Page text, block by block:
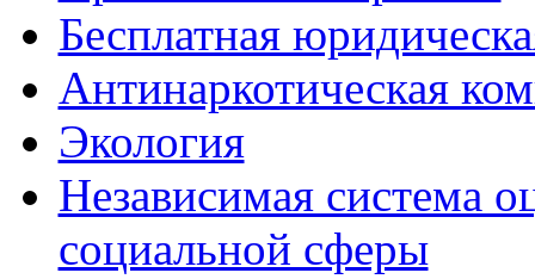
Бесплатная
Антинаркотическая
Экология
Независимая система
социальной сферы